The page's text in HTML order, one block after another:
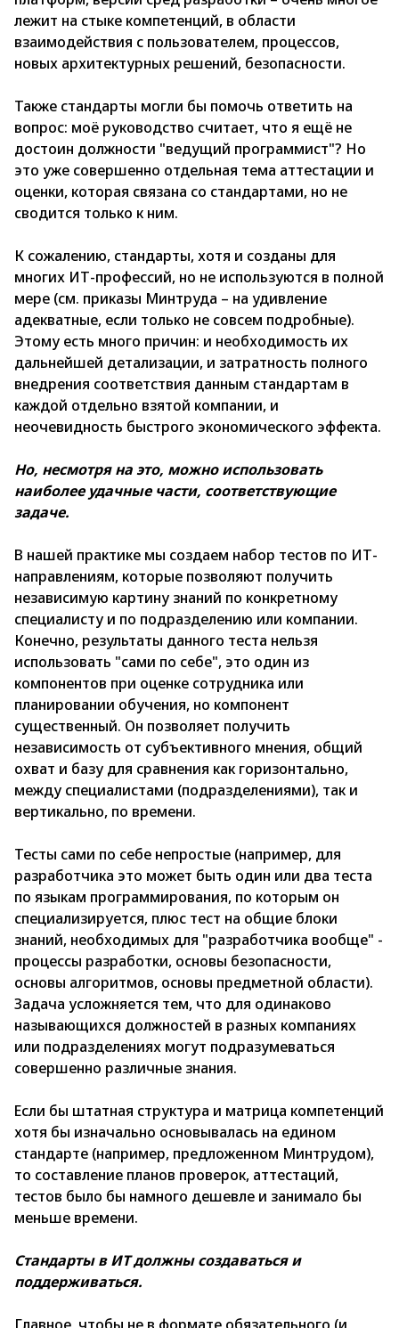
лежит на стыке компетенций, в области
взаимодействия с пользователем, процессов,
новых архитектурных решений, безопасности.
Также стандарты могли бы помочь ответить на
вопрос: моё руководство считает, что я ещё не
достоин должности "ведущий программист"? Но
это уже совершенно отдельная тема аттестации и
оценки, которая связана со стандартами, но не
сводится только к ним.
К сожалению, стандарты, хотя и созданы для
многих ИТ-профессий, но не используются в полной
мере (см. приказы Минтруда – на удивление
адекватные, если только не совсем подробные).
Этому есть много причин: и необходимость их
дальнейшей детализации, и затратность полного
внедрения соответствия данным стандартам в
каждой отдельно взятой компании, и
неочевидность быстрого экономического эффекта.
Но, несмотря на это, можно использовать
наиболее удачные части, соответствующие
задаче.
В нашей практике мы создаем набор тестов по ИТ-
направлениям, которые позволяют получить
независимую картину знаний по конкретному
специалисту и по подразделению или компании.
Конечно, результаты данного теста нельзя
использовать "сами по себе", это один из
компонентов при оценке сотрудника или
планировании обучения, но компонент
существенный. Он позволяет получить
независимость от субъективного мнения, общий
охват и базу для сравнения как горизонтально,
между специалистами (подразделениями), так и
вертикально, по времени.
Тесты сами по себе непростые (например, для
разработчика это может быть один или два теста
по языкам программирования, по которым он
специализируется, плюс тест на общие блоки
знаний, необходимых для "разработчика вообще" -
процессы разработки, основы безопасности,
основы алгоритмов, основы предметной области).
Задача усложняется тем, что для одинаково
называющихся должностей в разных компаниях
или подразделениях могут подразумеваться
совершенно различные знания.
Если бы штатная структура и матрица компетенций
хотя бы изначально основывалась на едином
стандарте (например, предложенном Минтрудом),
то составление планов проверок, аттестаций,
тестов было бы намного дешевле и занимало бы
меньше времени.
Стандарты в ИТ должны создаваться и
поддерживаться.